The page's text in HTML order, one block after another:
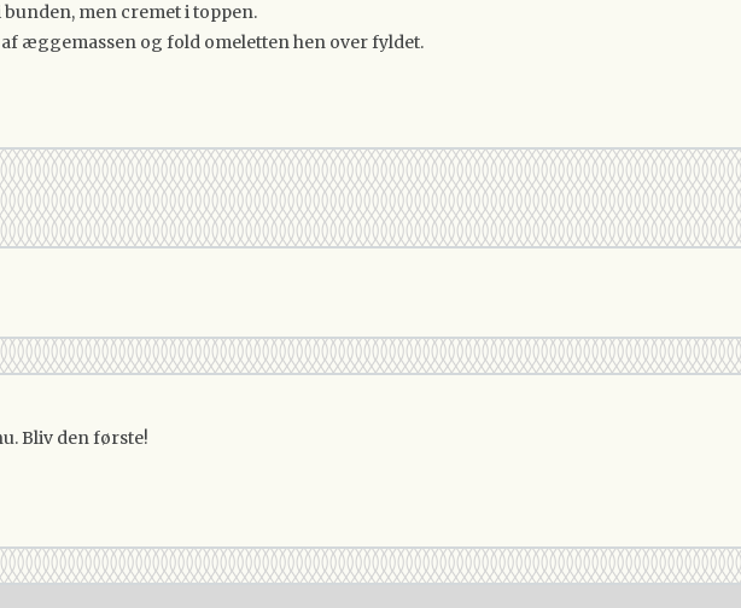
men cremet i toppen.
æggemassen og fold omeletten hen over fyldet.
Bliv den første!